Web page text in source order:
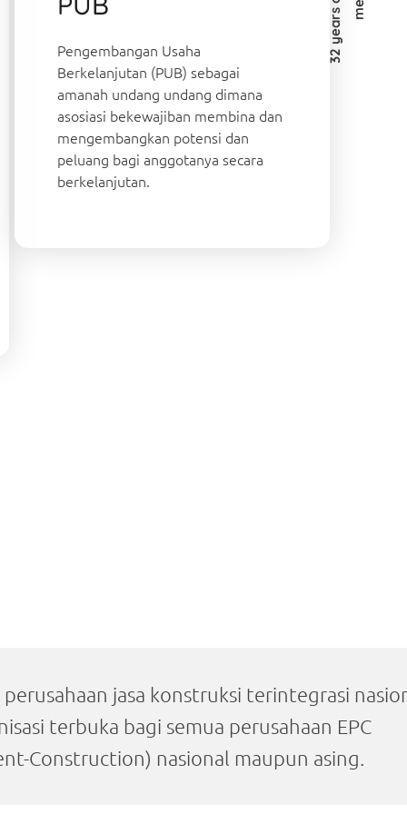
perusahaan jasa konstruksi terintegrasi
terbuka bagi semua perusahaan EPC
Construction) nasional maupun asing.
Pengembangan Usaha
Berkelanjutan (PUB) sebagai
amanah undang undang dimana
asosiasi bekewajiban membina dan
mengembangkan potensi dan
peluang bagi anggotanya secara
berkelanjutan.